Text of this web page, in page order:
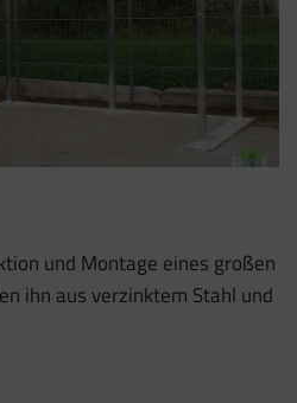
und Montage eines großen
ihn aus verzinktem Stahl und